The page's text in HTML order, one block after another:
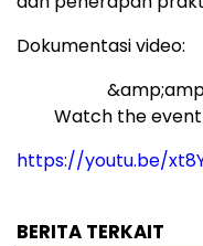
Dokumentasi video:
Watch the
https://youtu.be/
BERITA TERKAIT